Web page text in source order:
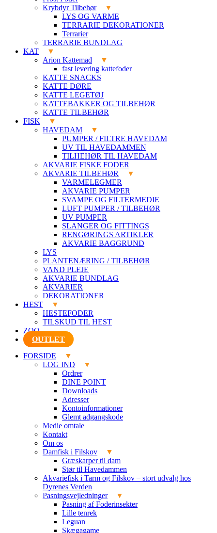
Krybdyr Tilbehør
LYS OG VARME
TERRARIE DEKORATIONER
Terrarier
TERRARIE BUNDLAG
KAT
Arion Kattemad
fast levering kattefoder
KATTE SNACKS
KATTE DØRE
KATTE LEGETØJ
KATTEBAKKER OG TILBEHØR
KATTE TILBEHØR
FISK
HAVEDAM
PUMPER / FILTRE HAVEDAM
UV TIL HAVEDAMMEN
TILHEHØR TIL HAVEDAM
AKVARIE FISKE FODER
AKVARIE TILBEHØR
VARMELEGMER
AKVARIE PUMPER
SVAMPE OG FILTERMEDIE
LUFT PUMPER / TILBEHØR
UV PUMPER
SLANGER OG FITTINGS
RENGØRINGS ARTIKLER
AKVARIE BAGGRUND
LYS
PLANTENÆRING / TILBEHØR
VAND PLEJE
AKVARIE BUNDLAG
AKVARIER
DEKORATIONER
HEST
HESTEFODER
TILSKUD TIL HEST
ZOO
OUTLET
FORSIDE
LOG IND
Ordrer
DINE POINT
Downloads
Adresser
Kontoinformationer
Glemt adgangskode
Medie omtale
Kontakt
Om os
Damfisk i Filskov
Græskarper til dam
Stør til Havedammen
Akvariefisk i Tarm og Filskov – stort udvalg hos
Dyrenes Verden
Pasningsvejledninger
Pasning af Foderinsekter
Lille tenrek
Leguan
Skægagame